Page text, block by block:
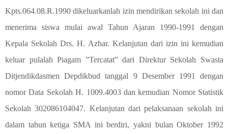
Kpts.064.08.R.1990 dikeluarkanlah izin mendirikan sekolah ini dan
menerima siswa mulai awal Tahun Ajaran 1990-1991 dengan
Kepala Sekolah Drs. H. Azhar. Kelanjutan dari izin ini kemudian
keluar pulalah Piagam ”Tercatat” dari Direktur Sekolah Swasta
Ditjendikdasmen Depdikbud tanggal 9 Desember 1991 dengan
nomor Data Sekolah H. 1009.4003 dan kemudian Nomor Statistik
Sekolah 302086104047. Kelanjutan dari pelaksanaan sekolah ini
dalam tahun ketiga SMA ini berdiri, yakni bulan Oktober 1992